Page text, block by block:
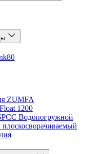
ZUMFA
1200
Водопогружной